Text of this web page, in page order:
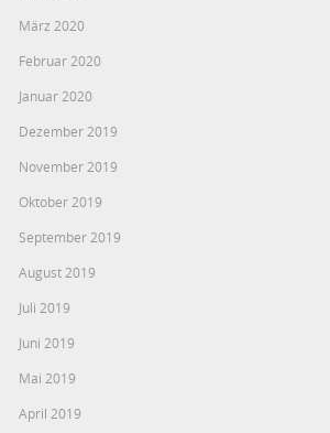
März 2020
Februar 2020
Januar 2020
Dezember 2019
November 2019
Oktober 2019
September 2019
August 2019
Juli 2019
Juni 2019
Mai 2019
April 2019